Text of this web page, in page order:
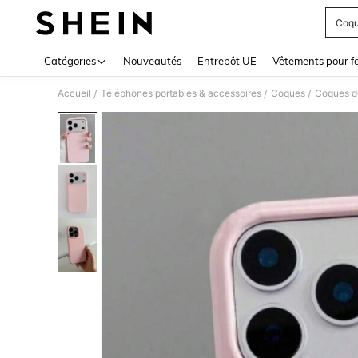
Catégories Nouveautés Entrepôt UE Vêtements pour
Accueil / Téléphones portables & accessoires / Coques / Coques